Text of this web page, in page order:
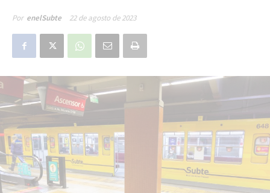
Por enelSubte 22 de agosto de 2023